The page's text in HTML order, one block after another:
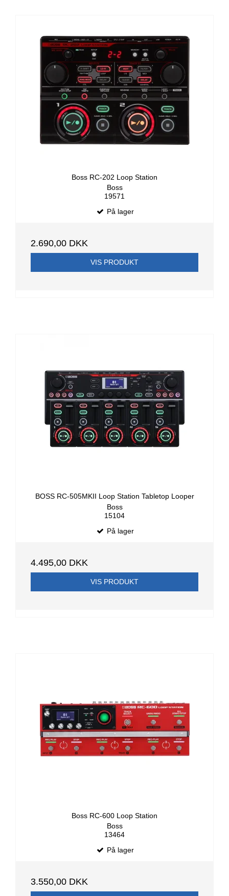
Boss RC-202 Loop Station
Boss
19571
På lager
2.690,00 DKK
VIS PRODUKT
BOSS RC-505MKII Loop Station Tabletop Looper
Boss
15104
På lager
4.495,00 DKK
VIS PRODUKT
Boss RC-600 Loop Station
Boss
13464
På lager
3.550,00 DKK